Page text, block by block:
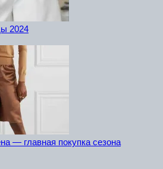
2024
— главная покупка сезона